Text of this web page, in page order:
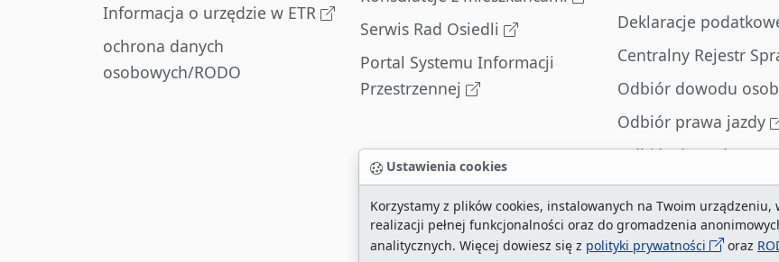
Ustawienia cookies
Korzystamy z plików cookies, instalowanych na Twoim urządzeniu,
realizacji pełnej funkcjonalności oraz do gromadzenia
analitycznych. Więcej dowiesz się z polityki prywatności oraz
Informacja o urzędzie w ETR
ochrona danych
osobowych/RODO
Serwis Rad Osiedli
Portal Systemu Informacji
Przestrzennej
Deklaracje
Centralny Rejestr
Odbiór dowodu
Odbiór prawa jazdy
Odbiór dowodu
rejestracyjnego
Zatrzymane dowody
rejestracyjne